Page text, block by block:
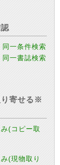
一条件検索
一書誌検索
り寄せる※
(コピー取
(現物取り